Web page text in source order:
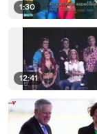
1:30
12:41